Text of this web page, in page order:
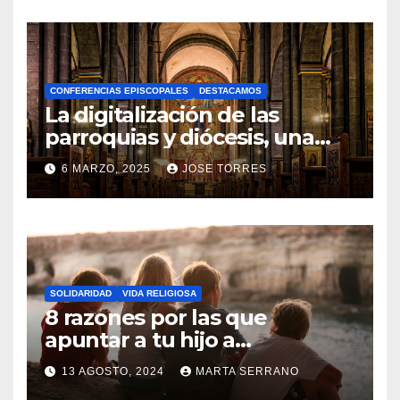
O
H
A
Y
C
O
M
N
T
A
R
I
O
S
CONFERENCIAS EPISCOPALES DESTACAMOS
La digitalización de las
parroquias y diócesis, una
realidad ya para el futuro de
la Iglesia
6 MARZO, 2025 JOSE TORRES
N
O
H
A
Y
SOLIDARIDAD VIDA RELIGIOSA
8 razones por las que
apuntar a tu hijo a
Catequesis
13 AGOSTO, 2024 MARTA SERRANO